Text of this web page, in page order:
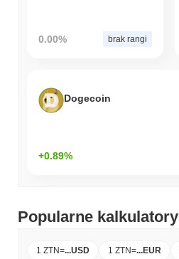
0.00% brak rangi
Dogecoin
+0.89%
Popularne kalkulatory
1 ZTN=...USD 1 ZTN=...EUR